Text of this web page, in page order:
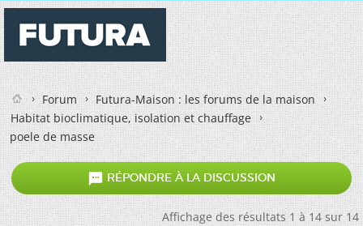
Forum
Futura-Maison : les forums de la maison
Habitat bioclimatique, isolation et chauffage
poele de masse
 RÉPONDRE À LA DISCUSSION
Affichage des résultats 1 à 14 sur 14